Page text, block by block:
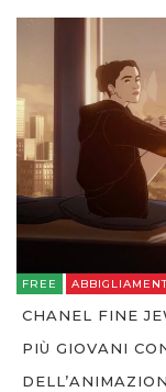
FREE
CHANEL FINE
PIÙ GIOVANI